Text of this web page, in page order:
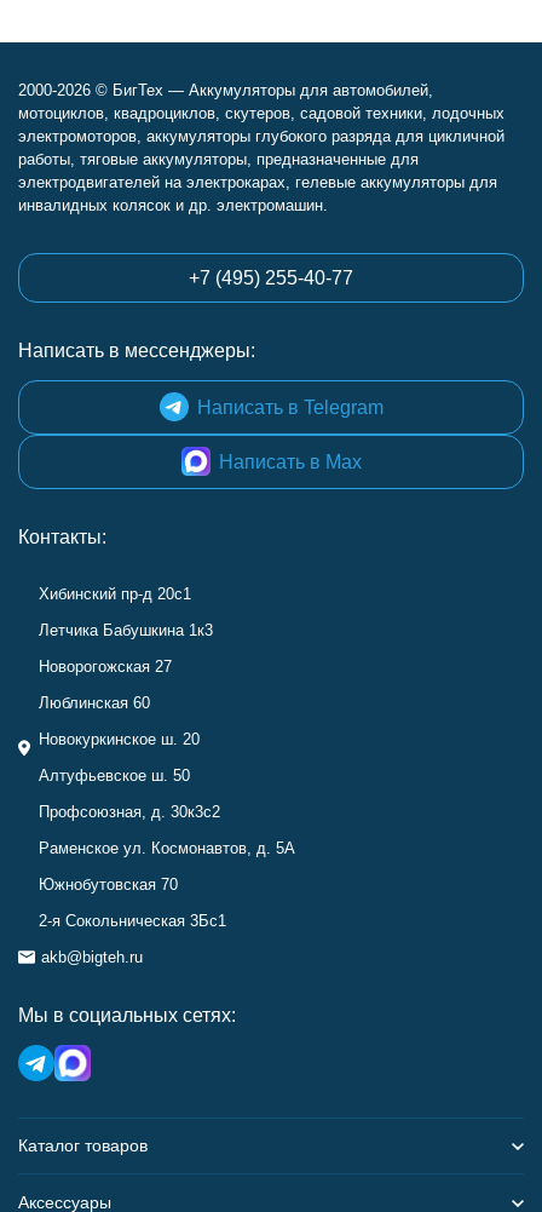
2000-2026 © БигТех — Аккумуляторы для автомобилей,
мотоциклов, квадроциклов, скутеров, садовой техники, лодочных
электромоторов, аккумуляторы глубокого разряда для цикличной
работы, тяговые аккумуляторы, предназначенные для
электродвигателей на электрокарах, гелевые аккумуляторы для
инвалидных колясок и др. электромашин.
+7 (495) 255-40-77
Написать в мессенджеры:
Написать в Telegram
Написать в Max
Контакты:
Хибинский пр-д 20с1
Летчика Бабушкина 1к3
Новорогожская 27
Люблинская 60
Новокуркинское ш. 20
Алтуфьевское ш. 50
Профсоюзная, д. 30к3с2
Раменское ул. Космонавтов, д. 5А
Южнобутовская 70
2-я Сокольническая 3Бс1
akb@bigteh.ru
Мы в социальных сетях:
Каталог товаров
Аксессуары